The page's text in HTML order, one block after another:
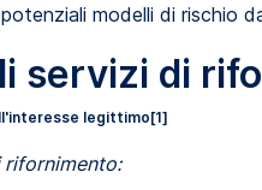
modelli di rischio
servizi di
legittimo[1]
rifornimento: